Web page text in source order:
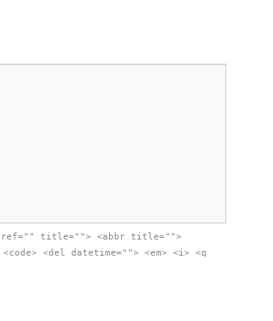
title=""> <abbr title="">
<del datetime=""> <em> <i> <q